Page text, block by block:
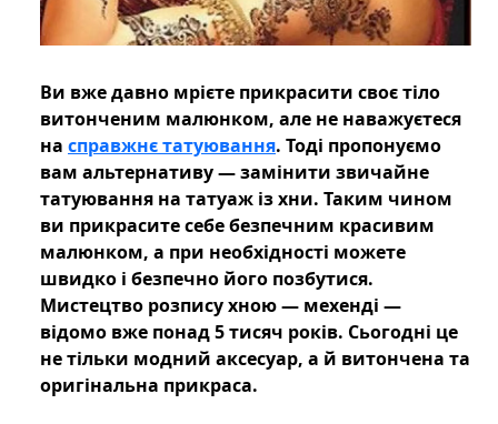
Ви вже давно мрієте прикрасити своє тіло
витонченим малюнком, але не наважуєтеся
на справжнє татуювання. Тоді пропонуємо
вам альтернативу — замінити звичайне
татуювання на татуаж із хни. Таким чином
ви прикрасите себе безпечним красивим
малюнком, а при необхідності можете
швидко і безпечно його позбутися.
Мистецтво розпису хною — мехенді —
відомо вже понад 5 тисяч років. Сьогодні це
не тільки модний аксесуар, а й витончена та
оригінальна прикраса.